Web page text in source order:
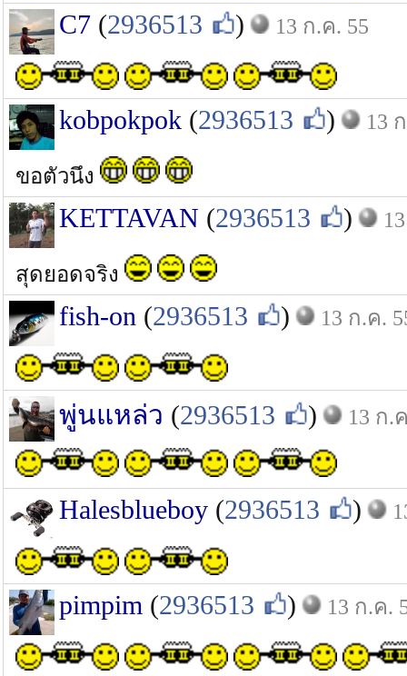
C7 (2936513 ) 13 ก.ค. 55
kobpokpok (2936513 ) 13
ขอตัวนึง
KETTAVAN (2936513 )
สุดยอดจริง
fish-on (2936513 ) 13 ก.ค.
พู่นแหล่ว (2936513 ) 13 ก.
Halesblueboy (2936513 )
pimpim (2936513 ) 13 ก.ค.